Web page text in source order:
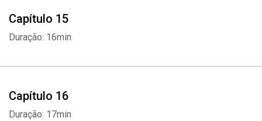
Capítulo 15
Duração: 16min
Capítulo 16
Duração: 17min